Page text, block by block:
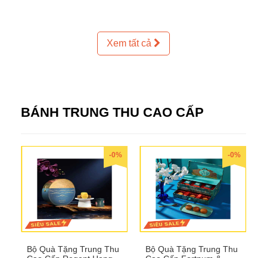
Xem tất cả
BÁNH TRUNG THU CAO CẤP
-0%
Bộ Quà Tặng Trung Thu
-0%
Bộ Quà Tặng Trung Thu